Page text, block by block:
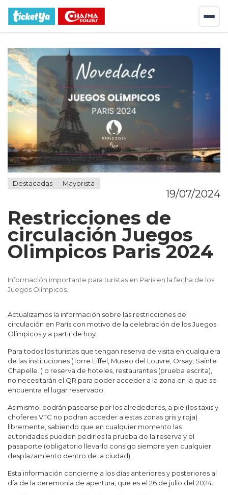
Destacadas Mayorista
19/07/2024
Restricciones de
circulación Juegos
Olimpicos Paris 2024
Información importante para turistas en Paris en la fecha de los
Juegos Olímpicos.
Actualizamos la información sobre las restricciones de
circulación en París con motivo de la celebración de los Juegos
Olímpicos y a partir de hoy.
Para todos los turistas que tengan reserva de visita en cualquiera
de las instituciones (Torre Eiffel, Museo del Louvre, Orsay, Sainte
Chapelle..) o reserva de hoteles, restaurantes (prueba escrita),
no necesitarán el QR para poder acceder a la zona en la que se
encuentra el lugar reservado.
Asimismo, podrán pasearse por los alrededores, a pie (los taxis y
choferes VTC no podran acceder a estas zonas gris y roja)
libremente, sabiendo que en cualquier momento las
autoridades pueden pedirles la prueba de la reserva y el
pasaporte (obligatorio llevarlo consigo siempre yen cualquier
desplazamiento dentro de la ciudad).
Esta información concierne a los días anteriores y posteriores al
día de la ceremonia de apertura, que es el 26 de julio del 2024.